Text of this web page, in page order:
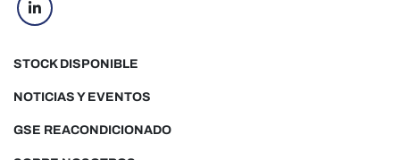
linkedin
STOCK DISPONIBLE
NOTICIAS Y EVENTOS
GSE REACONDICIONADO